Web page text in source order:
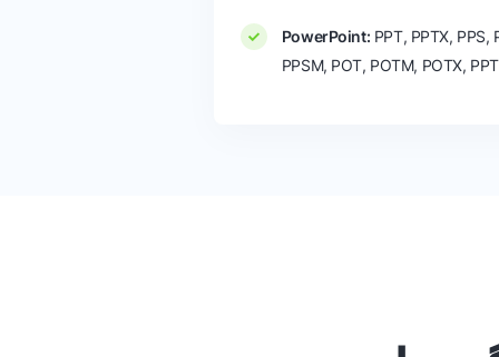
PowerPoint: PPT, PPTX, PPS,
PPSM, POT, POTM, POTX,